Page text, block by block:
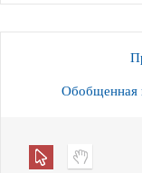
Обобщенная